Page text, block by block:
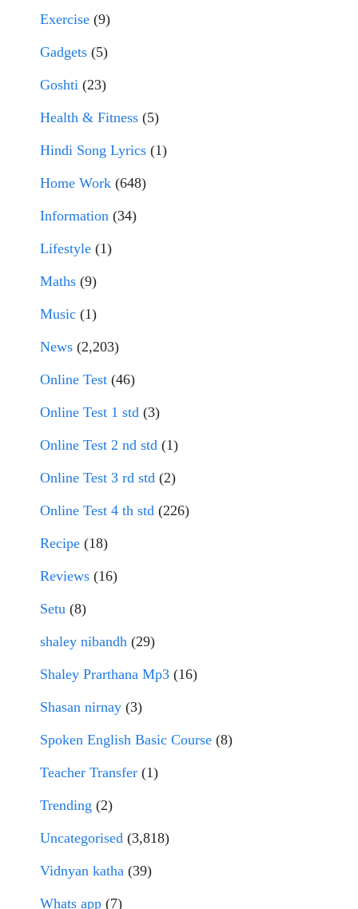
Exercise (9)
Gadgets (5)
Goshti (23)
Health & Fitness (5)
Hindi Song Lyrics (1)
Home Work (648)
Information (34)
Lifestyle (1)
Maths (9)
Music (1)
News (2,203)
Online Test (46)
Online Test 1 std (3)
Online Test 2 nd std (1)
Online Test 3 rd std (2)
Online Test 4 th std (226)
Recipe (18)
Reviews (16)
Setu (8)
shaley nibandh (29)
Shaley Prarthana Mp3 (16)
Shasan nirnay (3)
Spoken English Basic Course (8)
Teacher Transfer (1)
Trending (2)
Uncategorised (3,818)
Vidnyan katha (39)
Whats app (7)